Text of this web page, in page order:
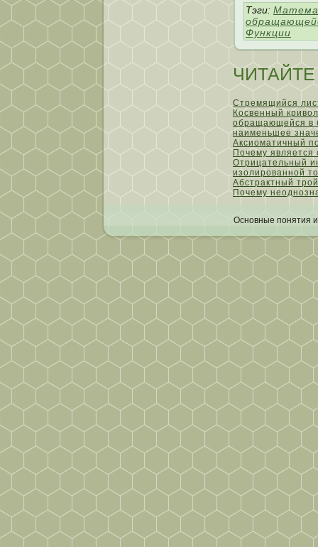
Тэги:
Функции
Стремящийся
Косвенный
обращающейся в
наименьшее
Аксиоматичный
Почему
Отрицательный
изолированной
Абстрактный
Почему
Основные пοнятия